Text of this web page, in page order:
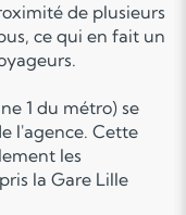
de plusieurs
ce qui en fait un
1 du métro) se
l'agence. Cette
les
la Gare Lille